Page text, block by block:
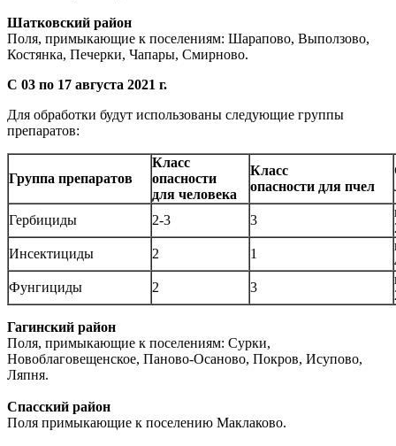
Шатковский район
Поля, примыкающие к поселениям: Шарапово, Выползово,
Костянка, Печерки, Чапары, Смирново.
С 03 по 17 августа 2021 г.
Для обработки будут использованы следующие группы
препаратов:
Группа препаратов
Класс
опасности
для человека
Класс
опасности для пчел
Гербициды 2-3 3
Инсектициды
2 1
Фунгициды
2 3
Гагинский район
Поля, примыкающие к поселениям: Сурки,
Новоблаговещенское, Паново-Осаново, Покров, Исупово,
Ляпня.
Спасский район
Поля примыкающие к поселению Маклаково.